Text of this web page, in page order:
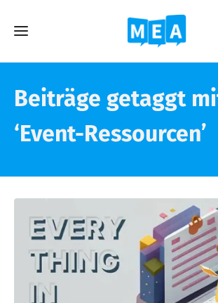
Beiträge getaggt
‘Event-Ressourcen’